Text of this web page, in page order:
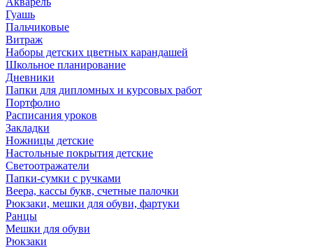
Гуашь
Пальчиковые
Витраж
Наборы детских цветных карандашей
Школьное планирование
Дневники
Папки для дипломных и курсовых работ
Портфолио
Расписания уроков
Закладки
Ножницы детские
Настольные покрытия детские
Светоотражатели
Папки-сумки с ручками
Веера, кассы букв, счетные палочки
Рюкзаки, мешки для обуви, фартуки
Ранцы
Мешки для обуви
Рюкзаки